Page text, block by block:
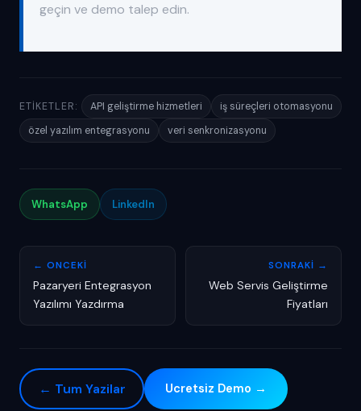
geçin ve demo talep edin.
ETIKETLER: API geliştirme hizmetleri
iş süreçleri otomasyonu
özel yazılım entegrasyonu
veri senkronizasyonu
WhatsApp LinkedIn
← ONCEKI
Pazaryeri Entegrasyon
Yazılımı Yazdırma
SONRAKI →
Web Servis Geliştirme
Fiyatları
← Tum Yazilar Ucretsiz Demo →